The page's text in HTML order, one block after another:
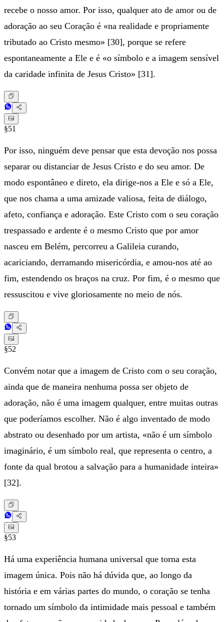
recebe o nosso amor. Por isso, qualquer ato de amor ou de
adoração ao seu Coração é «na realidade e propriamente
tributado ao Cristo mesmo» [30], porque se refere
espontaneamente a Ele e é «o símbolo e a imagem sensível
da caridade infinita de Jesus Cristo» [31].
§51
Por isso, ninguém deve pensar que esta devoção nos possa
separar ou distanciar de Jesus Cristo e do seu amor. De
modo espontâneo e direto, ela dirige-nos a Ele e só a Ele,
que nos chama a uma amizade valiosa, feita de diálogo,
afeto, confiança e adoração. Este Cristo com o seu coração
trespassado e ardente é o mesmo Cristo que por amor
nasceu em Belém, percorreu a Galileia curando,
acariciando, derramando misericórdia, e amou-nos até ao
fim, estendendo os braços na cruz. Por fim, é o mesmo que
ressuscitou e vive gloriosamente no meio de nós.
§52
Convém notar que a imagem de Cristo com o seu coração,
ainda que de maneira nenhuma possa ser objeto de
adoração, não é uma imagem qualquer, entre muitas outras
que poderíamos escolher. Não é algo inventado de modo
abstrato ou desenhado por um artista, «não é um símbolo
imaginário, é um símbolo real, que representa o centro, a
fonte da qual brotou a salvação para a humanidade inteira»
[32].
§53
Há uma experiência humana universal que torna esta
imagem única. Pois não há dúvida que, ao longo da
história e em várias partes do mundo, o coração se tenha
tornado um símbolo da intimidade mais pessoal e também